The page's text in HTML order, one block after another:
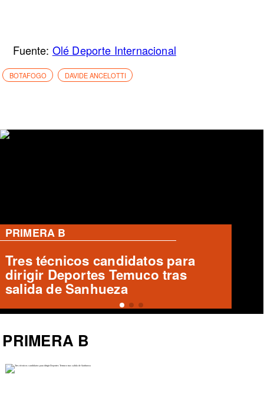
Fuente: Olé Deporte Internacional
BOTAFOGO DAVIDE ANCELOTTI
PRIMERA B
Emilio Mancilla de Puerto Montt
se prepara para enfrentar a Santa
Cruz
PRIMERA B